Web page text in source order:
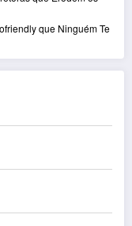
que Ninguém Te